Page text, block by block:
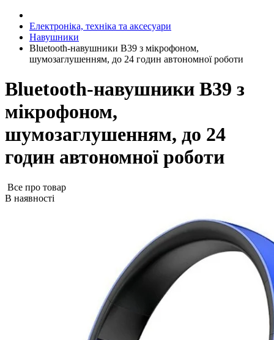
Електроніка, техніка та аксесуари
Навушники
Bluetooth-навушники B39 з мікрофоном,
шумозаглушенням, до 24 годин автономної роботи
Bluetooth-навушники B39 з
мікрофоном,
шумозаглушенням, до 24
годин автономної роботи
Все про товар
В наявності